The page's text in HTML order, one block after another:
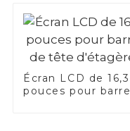
Écran LCD de 16,3
pouces pour barre